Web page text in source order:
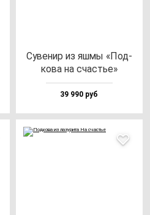
Суве­нир из яш­мы «Под­
ко­ва на счастье»
39 990 руб